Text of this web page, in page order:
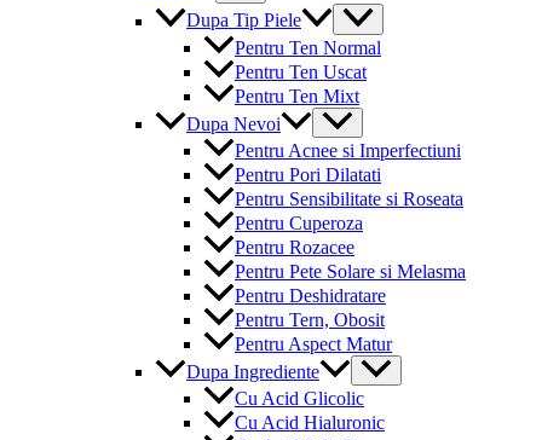
Dupa Tip Piele
Menu
Toggle
Pentru Ten Normal
Pentru Ten Uscat
Pentru Ten Mixt
Dupa Nevoi
Menu
Toggle
Pentru Acnee si Imperfectiuni
Pentru Pori Dilatati
Pentru Sensibilitate si Roseata
Pentru Cuperoza
Pentru Rozacee
Pentru Pete Solare si Melasma
Pentru Deshidratare
Pentru Tern, Obosit
Pentru Aspect Matur
Dupa Ingrediente
Menu
Toggle
Cu Acid Glicolic
Cu Acid Hialuronic